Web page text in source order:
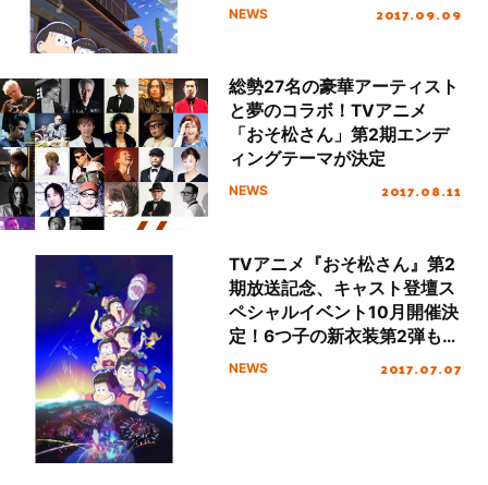
NEWS 2017.09.09
総勢27名の豪華アーティスト
と夢のコラボ！TVアニメ
「おそ松さん」第2期エンデ
ィングテーマが決定
NEWS 2017.08.11
TVアニメ『おそ松さん』第2
期放送記念、キャスト登壇ス
ペシャルイベント10月開催決
定！6つ子の新衣装第2弾も初
解禁！
NEWS 2017.07.07